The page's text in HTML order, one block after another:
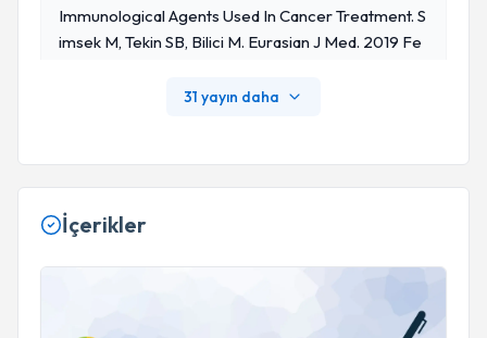
Immunological Agents Used In Cancer Treatment. S
Imsek M, Tekin SB, Bilici M. Eurasian J Med. 2019 Fe
4. Epub 2018 Nov 30. PMID: 30911265
31 yayın daha
İçerikler